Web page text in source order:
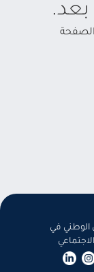
الصفحة
الوطني في